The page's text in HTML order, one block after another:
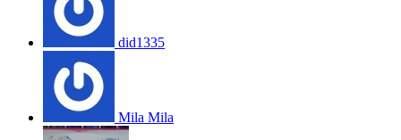
did1335
Mila Mila